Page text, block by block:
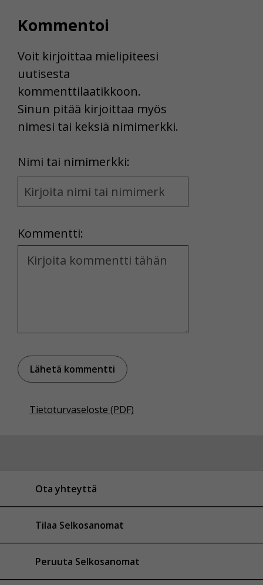
Kommentoi
Voit kirjoittaa mielipiteesi
uutisesta
kommenttilaatikkoon.
Sinun pitää kirjoittaa myös
nimesi tai keksiä nimimerkki.
Nimi tai nimimerkki:
Name
and
Kommentti:
Kommentti
Tietoturvaseloste (PDF)
Ota yhteyttä
Tilaa Selkosanomat
Peruuta Selkosanomat